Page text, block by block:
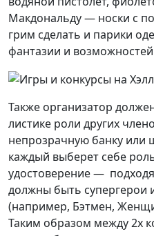
Макдональду — носки с
грим сделать и парики
фантазии и
Также организатор
листике роли других
непрозрачную банку или
каждый выберет себе
удостоверение —
должны быть
(например, Бэтмен,
Таким образом между 2х